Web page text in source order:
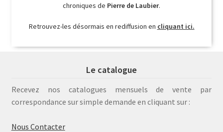
chroniques de Pierre de Laubier.
Retrouvez-les désormais en rediffusion en cliquant ici.
Le catalogue
Recevez nos catalogues mensuels de vente par
correspondance sur simple demande en cliquant sur :
Nous Contacter